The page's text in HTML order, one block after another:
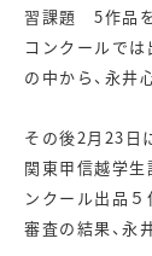
習課題 5作品
コンクールで
の中から、永井
その後2月23日
関東甲信越学生
ンクール出品５
審査の結果、永